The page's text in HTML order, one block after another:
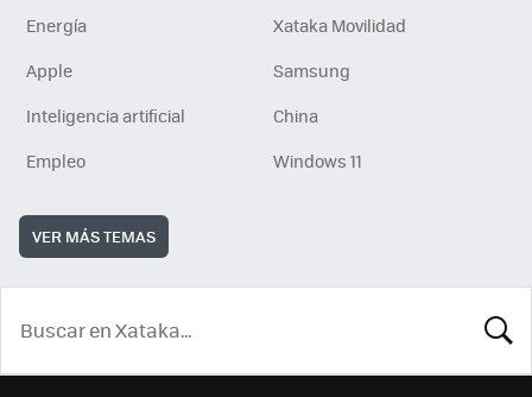
Energía
Xataka Movilidad
Apple
Samsung
Inteligencia artificial
China
Empleo
Windows 11
VER MÁS TEMAS